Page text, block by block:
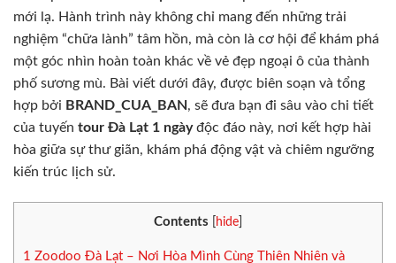
mới lạ. Hành trình này không chỉ mang đến những trải
nghiệm “chữa lành” tâm hồn, mà còn là cơ hội để khám phá
một góc nhìn hoàn toàn khác về vẻ đẹp ngoại ô của thành
phố sương mù. Bài viết dưới đây, được biên soạn và tổng
hợp bởi BRAND_CUA_BAN, sẽ đưa bạn đi sâu vào chi tiết
của tuyến tour Đà Lạt 1 ngàyđộc đáo này, nơi kết hợp hài
hòa giữa sự thư giãn, khám phá động vật và chiêm ngưỡng
kiến trúc lịch sử.
Contents hide
1 Zoodoo Đà Lạt – Nơi Hòa Mình Cùng Thiên Nhiên và